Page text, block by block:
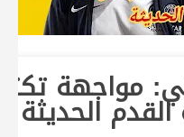
مواجهة
الحديثة